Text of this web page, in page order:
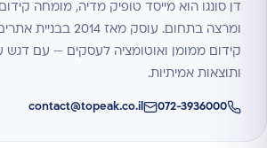
דן סונגו הוא מייסד טופיק מדיה, מומחה
ומרצה בתחום. עוסק מאז
קידום ממומן ואוטומציה לעסקים — עם דגש
ותוצאות אמיתיות.
072-3936000
contact@topeak.co.il